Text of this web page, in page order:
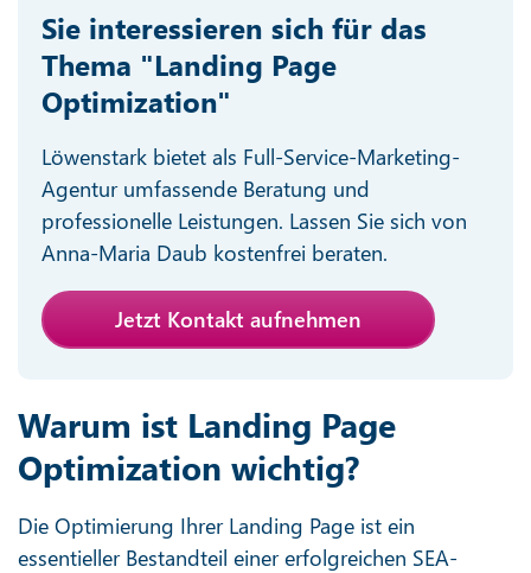
Sie interessieren sich für das
Thema "Landing Page
Optimization"
Löwenstark bietet als Full-Service-Marketing-
Agentur umfassende Beratung und
professionelle Leistungen. Lassen Sie sich von
Anna-Maria Daub kostenfrei beraten.
Jetzt Kontakt aufnehmen
Warum ist Landing Page
Optimization wichtig?
Die Optimierung Ihrer Landing Page ist ein
essentieller Bestandteil einer erfolgreichen SEA-